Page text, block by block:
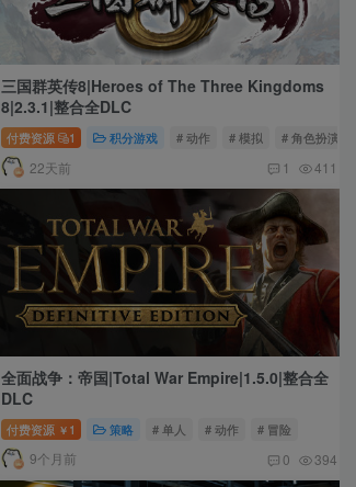
三国群英传8|Heroes of The Three Kingdoms
8|2.3.1|整合全DLC
付费资源 1 积分游戏 # 动作 # 模拟 # 角色扮演
22天前 1 411
全面战争：帝国|Total War Empire|1.5.0|整合全
DLC
付费资源 ￥ 1 策略 # 单人 # 动作 # 冒险
9个月前 0 394